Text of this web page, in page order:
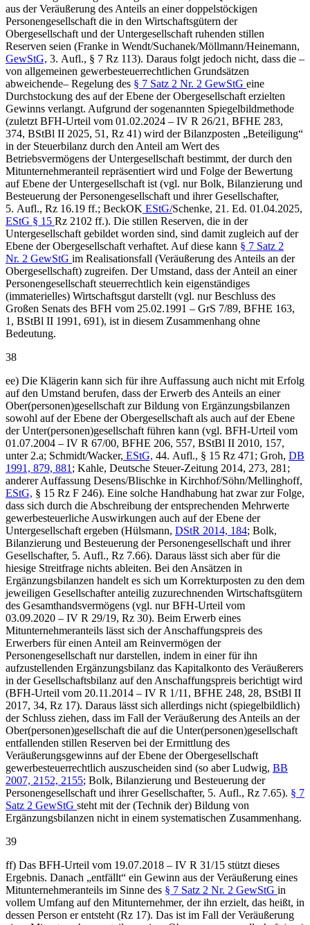
aus der Veräußerung des Anteils an einer doppelstöckigen
Personengesellschaft die in den Wirtschaftsgütern der
Obergesellschaft und der Untergesellschaft ruhenden stillen
Reserven seien (Franke in Wendt/Suchanek/Möllmann/Heinemann,
GewStG, 3. Aufl., § 7 Rz 113). Daraus folgt jedoch nicht, dass die –
von allgemeinen gewerbesteuerrechtlichen Grundsätzen
abweichende– Regelung des § 7 Satz 2 Nr. 2 GewStG eine
Durchstockung des auf der Ebene der Obergesellschaft erzielten
Gewinns verlangt. Aufgrund der sogenannten Spiegelbildmethode
(zuletzt BFH-Urteil vom 01.02.2024 – IV R 26/21, BFHE 283,
374, BStBl II 2025, 51, Rz 41) wird der Bilanzposten „Beteiligung“
in der Steuerbilanz durch den Anteil am Wert des
Betriebsvermögens der Untergesellschaft bestimmt, der durch den
Mitunternehmeranteil repräsentiert wird und Folge der Bewertung
auf Ebene der Untergesellschaft ist (vgl. nur Bolk, Bilanzierung und
Besteuerung der Personengesellschaft und ihrer Gesellschafter,
5. Aufl., Rz 16.19 ff.; BeckOK EStG/Schenke, 21. Ed. 01.04.2025,
EStG § 15 Rz 2102 ff.). Die stillen Reserven, die in der
Untergesellschaft gebildet worden sind, sind damit zugleich auf der
Ebene der Obergesellschaft verhaftet. Auf diese kann § 7 Satz 2
Nr. 2 GewStG im Realisationsfall (Veräußerung des Anteils an der
Obergesellschaft) zugreifen. Der Umstand, dass der Anteil an einer
Personengesellschaft steuerrechtlich kein eigenständiges
(immaterielles) Wirtschaftsgut darstellt (vgl. nur Beschluss des
Großen Senats des BFH vom 25.02.1991 – GrS 7/89, BFHE 163,
1, BStBl II 1991, 691), ist in diesem Zusammenhang ohne
Bedeutung.
38
ee) Die Klägerin kann sich für ihre Auffassung auch nicht mit Erfolg
auf den Umstand berufen, dass der Erwerb des Anteils an einer
Ober(personen)gesellschaft zur Bildung von Ergänzungsbilanzen
sowohl auf der Ebene der Obergesellschaft als auch auf der Ebene
der Unter(personen)gesellschaft führen kann (vgl. BFH-Urteil vom
01.07.2004 – IV R 67/00, BFHE 206, 557, BStBl II 2010, 157,
unter 2.a; Schmidt/Wacker, EStG, 44. Aufl., § 15 Rz 471; Groh, DB
1991, 879, 881 ; Kahle, Deutsche Steuer-Zeitung 2014, 273, 281;
anderer Auffassung Desens/Blischke in Kirchhof/Söhn/Mellinghoff,
EStG, § 15 Rz F 246). Eine solche Handhabung hat zwar zur Folge,
dass sich durch die Abschreibung der entsprechenden Mehrwerte
gewerbesteuerliche Auswirkungen auch auf der Ebene der
Untergesellschaft ergeben (Hülsmann, DStR 2014, 184; Bolk,
Bilanzierung und Besteuerung der Personengesellschaft und ihrer
Gesellschafter, 5. Aufl., Rz 7.66). Daraus lässt sich aber für die
hiesige Streitfrage nichts ableiten. Bei den Ansätzen in
Ergänzungsbilanzen handelt es sich um Korrekturposten zu den dem
jeweiligen Gesellschafter anteilig zuzurechnenden Wirtschaftsgütern
des Gesamthandsvermögens (vgl. nur BFH-Urteil vom
03.09.2020 – IV R 29/19, Rz 30). Beim Erwerb eines
Mitunternehmeranteils lässt sich der Anschaffungspreis des
Erwerbers für einen Anteil am Reinvermögen der
Personengesellschaft nur darstellen, indem in einer für ihn
aufzustellenden Ergänzungsbilanz das Kapitalkonto des Veräußerers
in der Gesellschaftsbilanz auf den Anschaffungspreis berichtigt wird
(BFH-Urteil vom 20.11.2014 – IV R 1/11, BFHE 248, 28, BStBl II
2017, 34, Rz 17). Daraus lässt sich allerdings nicht (spiegelbildlich)
der Schluss ziehen, dass im Fall der Veräußerung des Anteils an der
Ober(personen)gesellschaft die auf die Unter(personen)gesellschaft
entfallenden stillen Reserven bei der Ermittlung des
Veräußerungsgewinns auf der Ebene der Obergesellschaft
gewerbesteuerrechtlich auszuscheiden sind (so aber Ludwig, BB
2007, 2152, 2155; Bolk, Bilanzierung und Besteuerung der
Personengesellschaft und ihrer Gesellschafter, 5. Aufl., Rz 7.65). § 7
Satz 2 GewStG steht mit der (Technik der) Bildung von
Ergänzungsbilanzen nicht in einem systematischen Zusammenhang.
39
ff) Das BFH-Urteil vom 19.07.2018 – IV R 31/15 stützt dieses
Ergebnis. Danach „entfällt“ ein Gewinn aus der Veräußerung eines
Mitunternehmeranteils im Sinne des § 7 Satz 2 Nr. 2 GewStG in
vollem Umfang auf den Mitunternehmer, der ihn erzielt, das heißt, in
dessen Person er entsteht (Rz 17). Das ist im Fall der Veräußerung